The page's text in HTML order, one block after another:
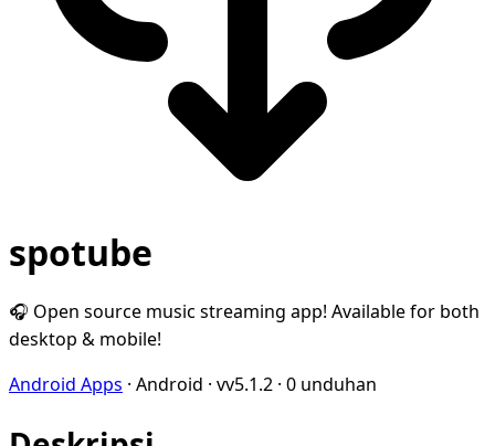
spotube
🎧 Open source music streaming app! Available for both
desktop & mobile!
Android Apps · Android · vv5.1.2 · 0 unduhan